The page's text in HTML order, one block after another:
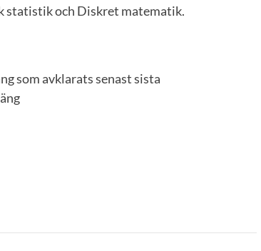
statistik och Diskret matematik.
som avklarats senast sista